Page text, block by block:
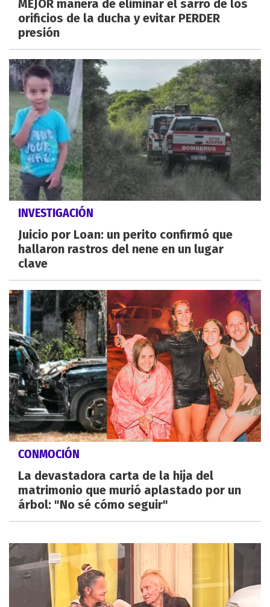
MEJOR manera de eliminar el sarro de los
orificios de la ducha y evitar PERDER
presión
INVESTIGACIÓN
Juicio por Loan: un perito confirmó que
hallaron rastros del nene en un lugar
clave
CONMOCIÓN
La devastadora carta de la hija del
matrimonio que murió aplastado por un
árbol: "No sé cómo seguir"